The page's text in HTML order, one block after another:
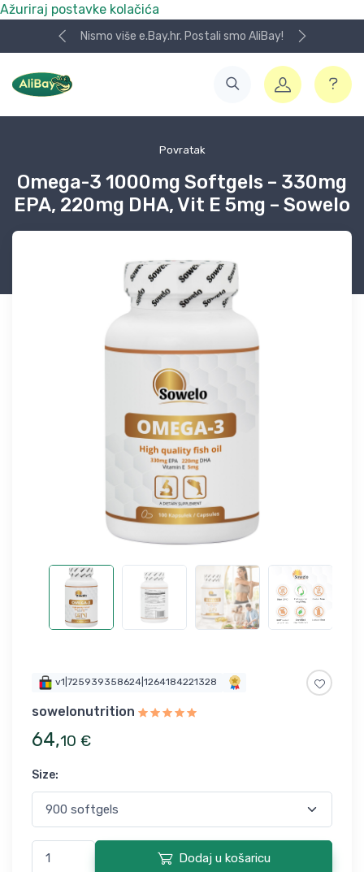
Ažuriraj postavke kolačića
Nismo više e.Bay.hr. Postali smo AliBay!
Povratak
Omega-3 1000mg Softgels – 330mg
EPA, 220mg DHA, Vit E 5mg – Sowelo
v1|725939358624|1264184221328
sowelonutrition
64,10 €
Size:
Dodaj u košaricu